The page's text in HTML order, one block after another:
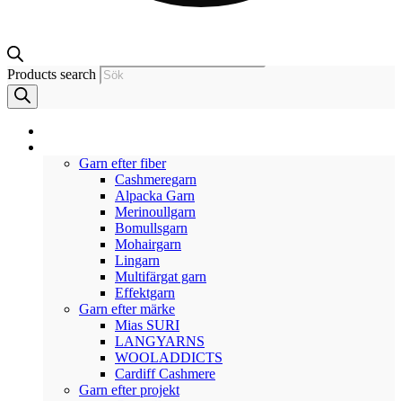
Products search
Garn efter fiber
Cashmeregarn
Alpacka Garn
Merinoullgarn
Bomullsgarn
Mohairgarn
Lingarn
Multifärgat garn
Effektgarn
Garn efter märke
Mias SURI
LANGYARNS
WOOLADDICTS
Cardiff Cashmere
Garn efter projekt